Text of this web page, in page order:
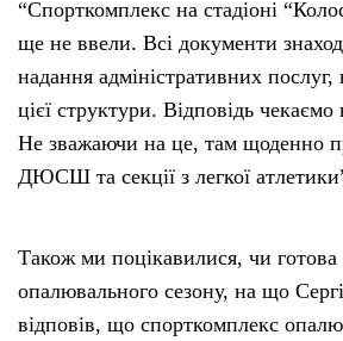
“Спорткомплекс на стадіоні
ще не ввели. Всі документи
надання адміністративних послуг,
цієї структури. Відповідь
Не зважаючи на це, там щоденно
ДЮСШ та секції з легкої
Також ми поцікавилися, чи готова
опалювального сезону, на що
відповів, що спорткомплекс